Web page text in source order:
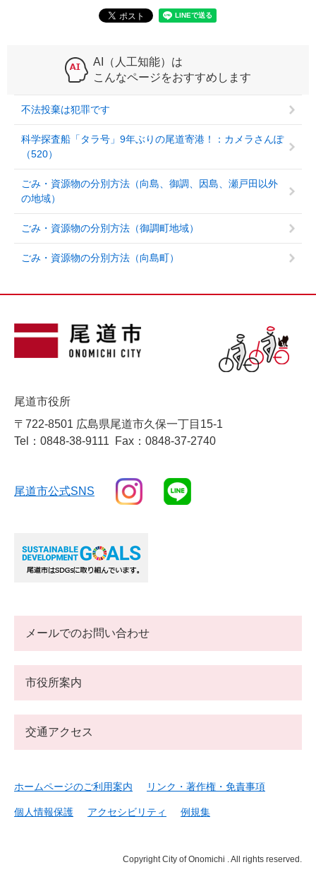
AI（人工知能）は
こんなページをおすすめします
不法投棄は犯罪です
科学探査船「タラ号」9年ぶりの尾道寄港！：カメラさんぽ
（520）
ごみ・資源物の分別方法（向島、御調、因島、瀬戸田以外
の地域）
ごみ・資源物の分別方法（御調町地域）
ごみ・資源物の分別方法（向島町）
尾道市役所
〒722-8501 広島県尾道市久保一丁目15-1
Tel：0848-38-9111 Fax：0848-37-2740
尾道市公式SNS
メールでのお問い合わせ
市役所案内
交通アクセス
ホームページのご利用案内 リンク・著作権・免責事項
個人情報保護 アクセシビリティ 例規集
Copyright City of Onomichi . All rights reserved.